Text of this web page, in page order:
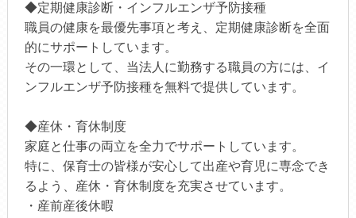
◆定期健康診断・インフルエンザ予防接種
職員の健康を最優先事項と考え、定期健康診断を全面
的にサポートしています。
その一環として、当法人に勤務する職員の方には、イ
ンフルエンザ予防接種を無料で提供しています。
◆産休・育休制度
家庭と仕事の両立を全力でサポートしています。
特に、保育士の皆様が安心して出産や育児に専念でき
るよう、産休・育休制度を充実させています。
・産前産後休暇